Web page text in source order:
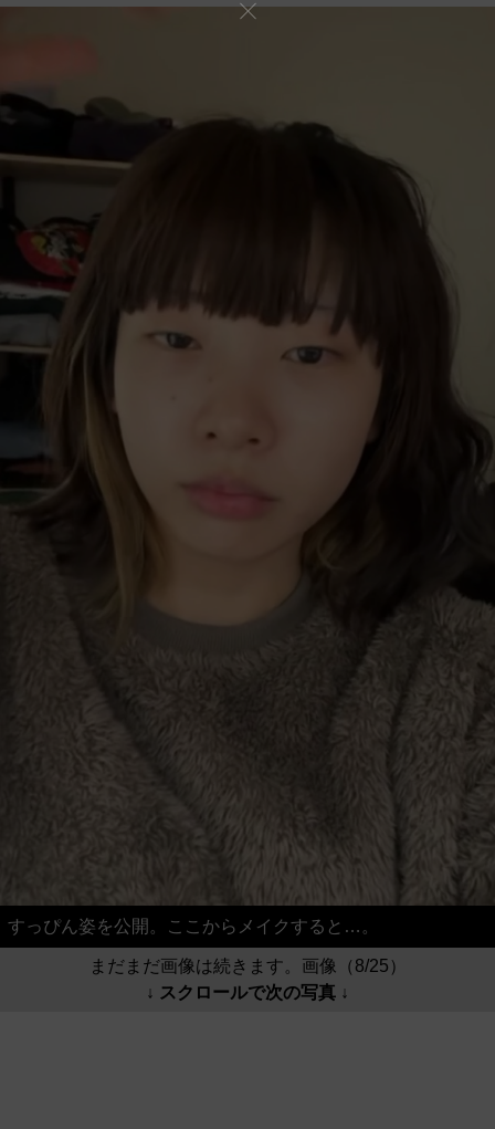
すっぴん姿を公開。ここからメイクすると…。
まだまだ画像は続きます。画像（8/25）
↓ スクロールで次の写真 ↓